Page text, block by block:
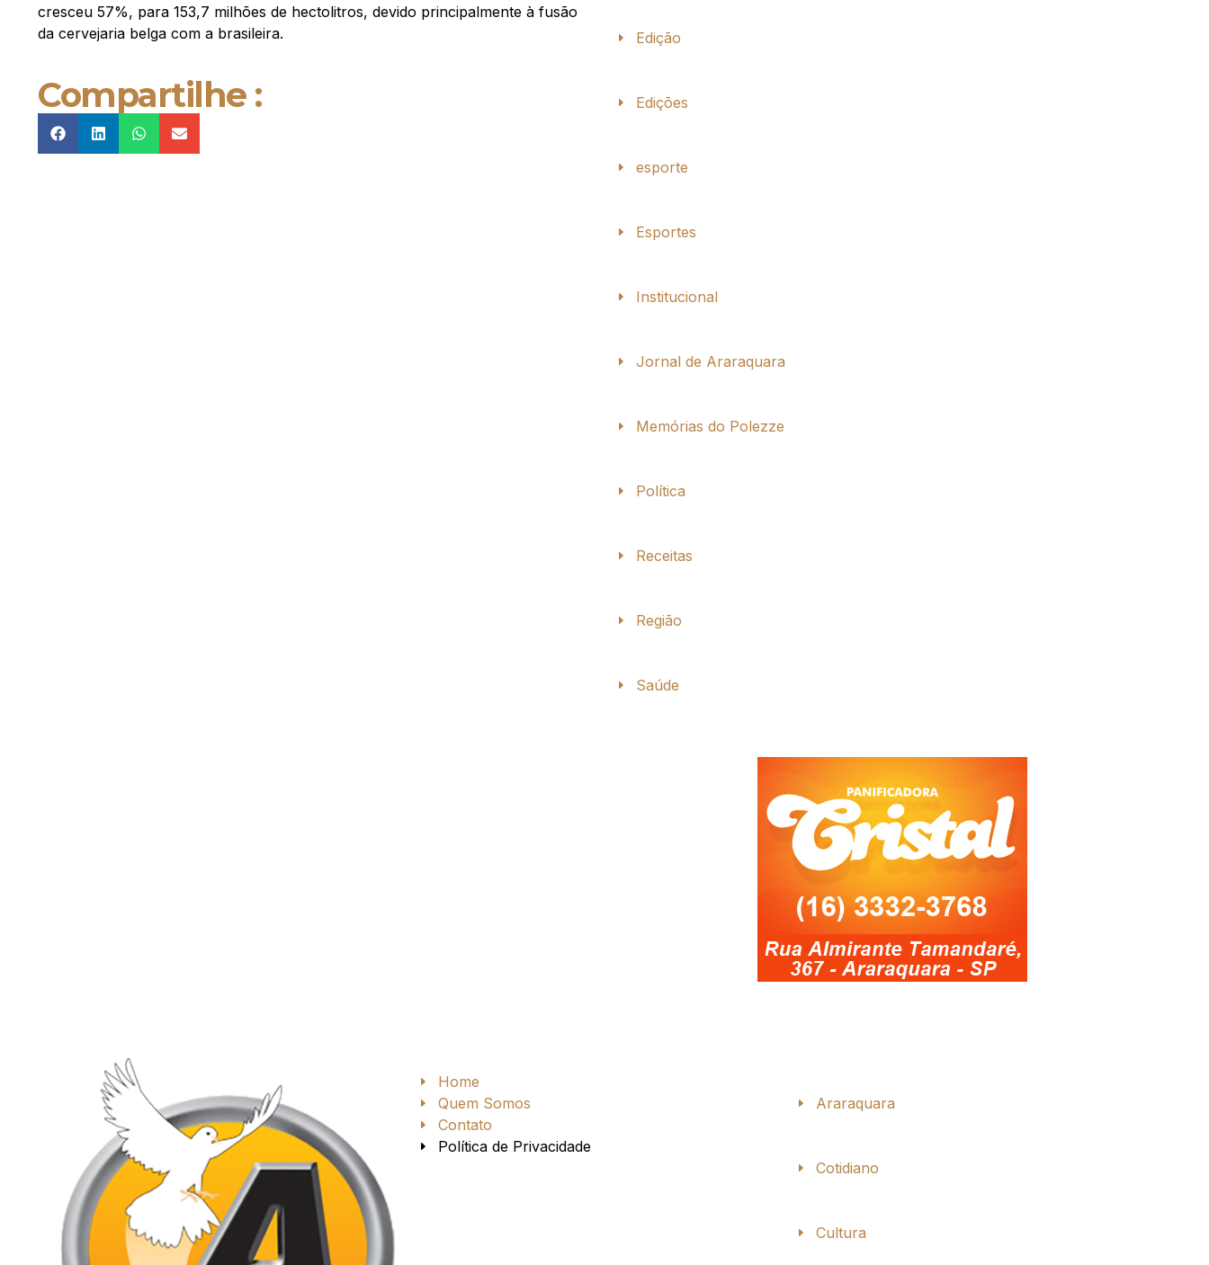
cresceu 57%, para 153,7 milhões de hectolitros, devido principalmente à fusão
da cervejaria belga com a brasileira.
Compartilhe :
Edição
Edições
esporte
Esportes
Institucional
Jornal de Araraquara
Memórias do Polezze
Política
Receitas
Região
Saúde
Home
Quem Somos
Contato
Política de Privacidade
Araraquara
Cotidiano
Cultura